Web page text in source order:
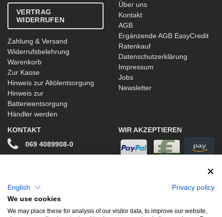
VERTRAG
WIDERRUFEN
Zahlung & Versand
Widerrufsbelehrung
Warenkorb
Zur Kasse
Hinweis zur Altölentsorgung
Hinweis zur
Batterieentsorgung
Händler werden
Über uns
Kontakt
AGB
Ergänzende AGB EasyCredit
Ratenkauf
Datenschutzerklärung
Impressum
Jobs
Newsletter
KONTAKT
069 4089908-0
Facebook
WIR AKZEPTIEREN
English
Privacy policy
We use cookies
We may place these for analysis of our visitor data, to improve our website,